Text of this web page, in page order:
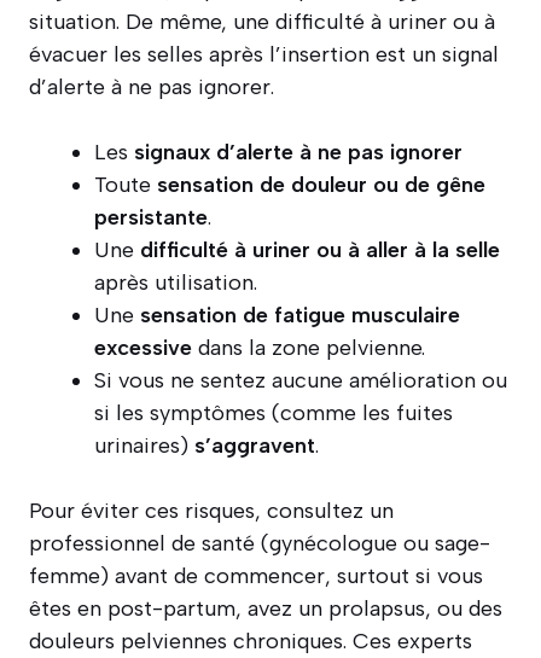
situation. De même, une difficulté à uriner ou à
évacuer les selles après l’insertion est un signal
d’alerte à ne pas ignorer.
Les signaux d’alerte à ne pas ignorer
Toute sensation de douleur ou de gêne
persistante.
Une difficulté à uriner ou à aller à la selle
après utilisation.
Une sensation de fatigue musculaire
excessive dans la zone pelvienne.
Si vous ne sentez aucune amélioration ou
si les symptômes (comme les fuites
urinaires) s’aggravent.
Pour éviter ces risques, consultez un
professionnel de santé (gynécologue ou sage-
femme) avant de commencer, surtout si vous
êtes en post-partum, avez un prolapsus, ou des
douleurs pelviennes chroniques. Ces experts